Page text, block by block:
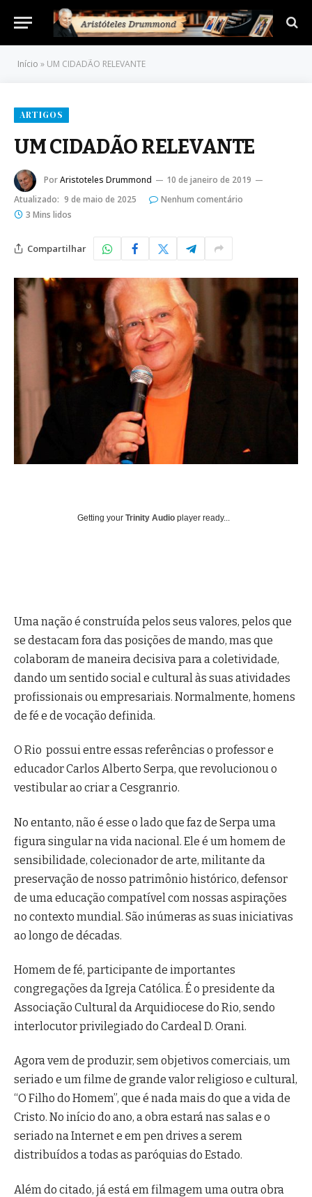
Início » UM CIDADÃO RELEVANTE
ARTIGOS
UM CIDADÃO RELEVANTE
PorAristoteles Drummond
10 de janeiro de 2019
Atualizado: 9 de maio de 2025
Nenhum comentário
3 Mins lidos
Compartilhar
Getting your Trinity Audio player ready...
Uma nação é construída pelos seus valores, pelos que
se destacam fora das posições de mando, mas que
colaboram de maneira decisiva para a coletividade,
dando um sentido social e cultural às suas atividades
profissionais ou empresariais. Normalmente, homens
de fé e de vocação definida.
O Rio possui entre essas referências o professor e
educador Carlos Alberto Serpa, que revolucionou o
vestibular ao criar a Cesgranrio.
No entanto, não é esse o lado que faz de Serpa uma
figura singular na vida nacional. Ele é um homem de
sensibilidade, colecionador de arte, militante da
preservação de nosso patrimônio histórico, defensor
de uma educação compatível com nossas aspirações
no contexto mundial. São inúmeras as suas iniciativas
ao longo de décadas.
Homem de fé, participante de importantes
congregações da Igreja Católica. É o presidente da
Associação Cultural da Arquidiocese do Rio, sendo
interlocutor privilegiado do Cardeal D. Orani.
Agora vem de produzir, sem objetivos comerciais, um
seriado e um filme de grande valor religioso e cultural,
“O Filho do Homem”, que é nada mais do que a vida de
Cristo. No início do ano, a obra estará nas salas e o
seriado na Internet e em pen drives a serem
distribuídos a todas as paróquias do Estado.
Além do citado, já está em filmagem uma outra obra